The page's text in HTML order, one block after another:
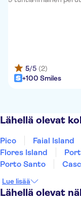
5/5 (2)
+100 Smiles
Lähellä olevat
Pico Faial Island
Flores Island
Porto Santo
Lue lisää
Lähellä olevat